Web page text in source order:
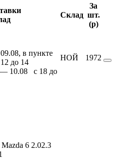
Склад
За
шт.
(p)
в пункте
до 14
10.08 c 18 до
НОЙ 1972
6 2.02.3